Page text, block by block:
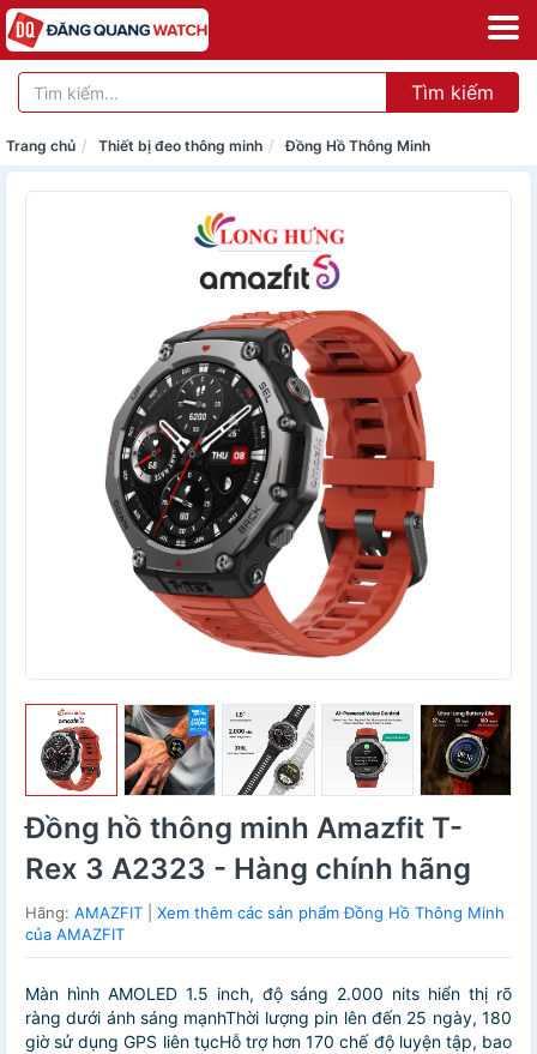
Tìm kiếm
Trang chủ Thiết bị đeo thông minh Đồng Hồ Thông Minh
Đồng hồ thông minh Amazfit T-
Rex 3 A2323 - Hàng chính hãng
Hãng: AMAZFIT
Xem thêm các sản phẩm Đồng Hồ Thông Minh
của AMAZFIT
Màn hình AMOLED 1.5 inch, độ sáng 2.000 nits hiển thị rõ
ràng dưới ánh sáng mạnhThời lượng pin lên đến 25 ngày, 180
giờ sử dụng GPS liên tụcHỗ trợ hơn 170 chế độ luyện tập, bao